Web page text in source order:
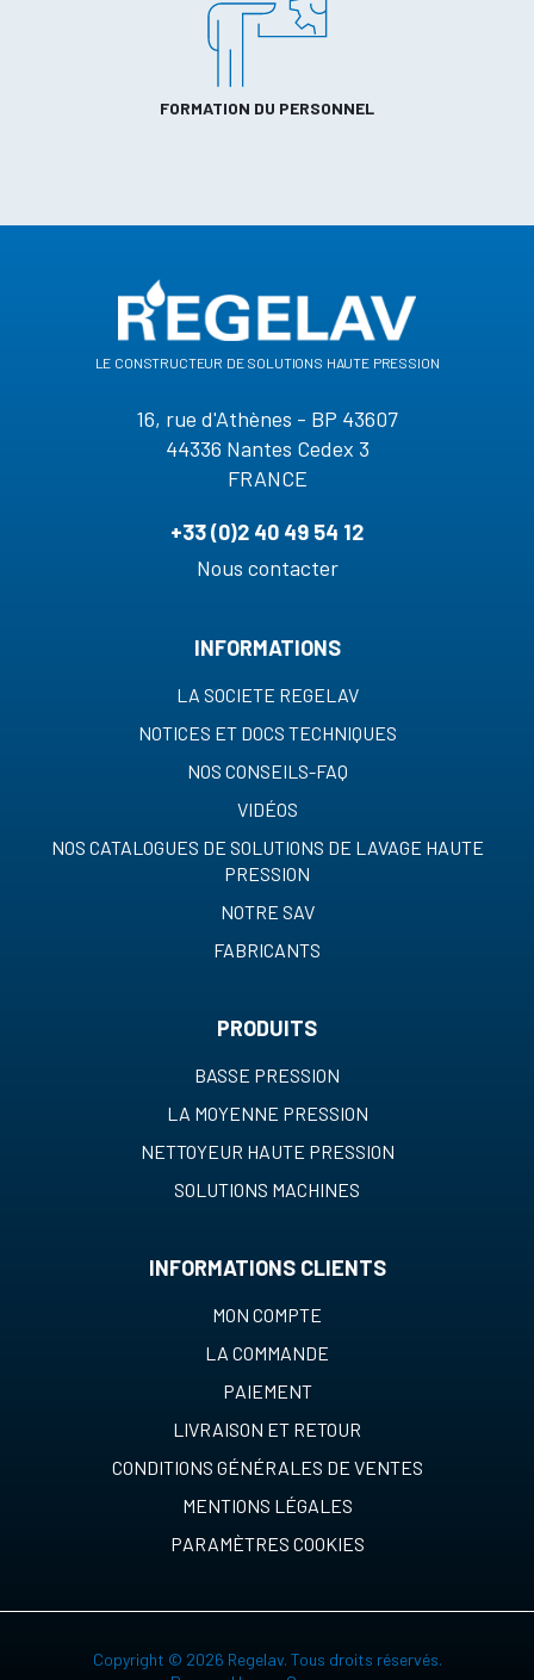
FORMATION DU PERSONNEL
le constructeur de solutions haute pression
16, rue d'Athènes - BP 43607
44336 Nantes Cedex 3
FRANCE
+33 (0)2 40 49 54 12
Nous contacter
INFORMATIONS
LA SOCIETE REGELAV
NOTICES ET DOCS TECHNIQUES
NOS CONSEILS-FAQ
VIDÉOS
NOS CATALOGUES DE SOLUTIONS DE LAVAGE HAUTE
PRESSION
NOTRE SAV
FABRICANTS
PRODUITS
BASSE PRESSION
LA MOYENNE PRESSION
NETTOYEUR HAUTE PRESSION
SOLUTIONS MACHINES
INFORMATIONS CLIENTS
MON COMPTE
LA COMMANDE
PAIEMENT
LIVRAISON ET RETOUR
CONDITIONS GÉNÉRALES DE VENTES
MENTIONS LÉGALES
PARAMÈTRES COOKIES
Copyright © 2026 Regelav. Tous droits réservés.